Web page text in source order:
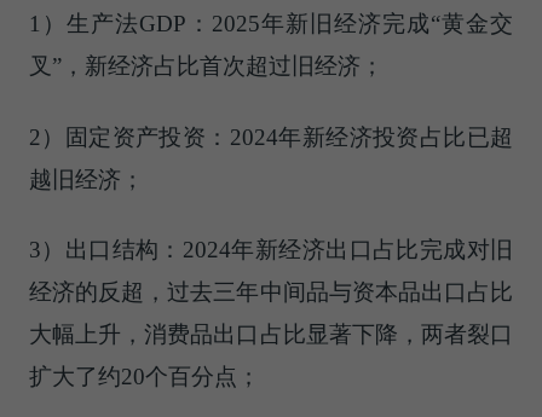
1）生产法GDP：2025年新旧经济完成“黄金交
叉”，新经济占比首次超过旧经济；
2）固定资产投资：2024年新经济投资占比已超
越旧经济；
3）出口结构：2024年新经济出口占比完成对旧
经济的反超，过去三年中间品与资本品出口占比
大幅上升，消费品出口占比显著下降，两者裂口
扩大了约20个百分点；